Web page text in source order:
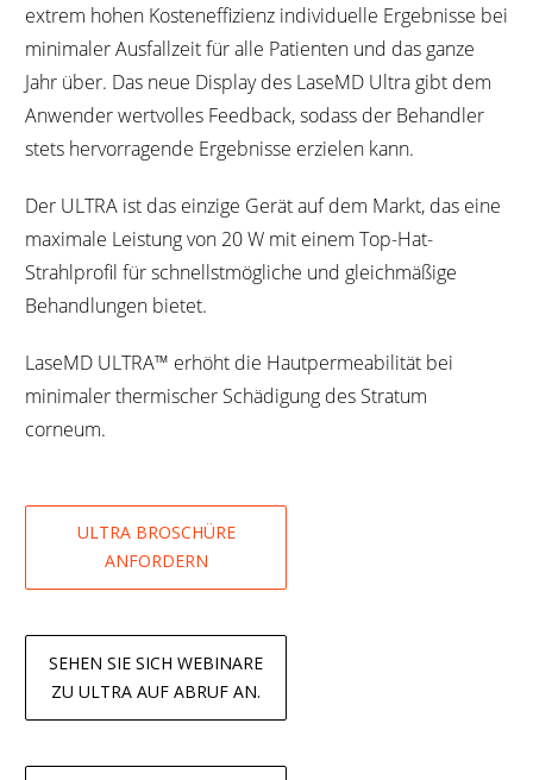
extrem hohen Kosteneffizienz individuelle Ergebnisse bei
minimaler Ausfallzeit für alle Patienten und das ganze
Jahr über. Das neue Display des LaseMD Ultra gibt dem
Anwender wertvolles Feedback, sodass der Behandler
stets hervorragende Ergebnisse erzielen kann.
Der ULTRA ist das einzige Gerät auf dem Markt, das eine
maximale Leistung von 20 W mit einem Top-Hat-
Strahlprofil für schnellstmögliche und gleichmäßige
Behandlungen bietet.
LaseMD ULTRA™ erhöht die Hautpermeabilität bei
minimaler thermischer Schädigung des Stratum
corneum.
ULTRA BROSCHÜRE
ANFORDERN
SEHEN SIE SICH WEBINARE
ZU ULTRA AUF ABRUF AN.